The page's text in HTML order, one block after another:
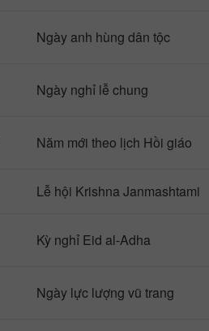
Ngày anh hùng dân tộc
Ngày nghỉ lễ chung
Năm mới theo lịch Hồi giáo
Lễ hội Krishna Janmashtami
Kỳ nghỉ Eid al-Adha
Ngày lực lượng vũ trang